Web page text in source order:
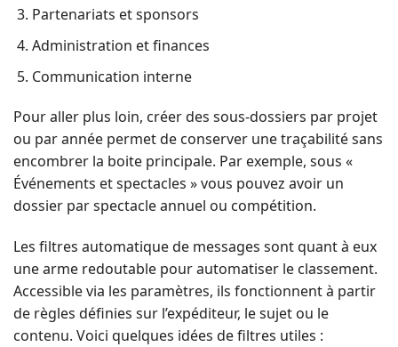
Partenariats et sponsors
Administration et finances
Communication interne
Pour aller plus loin, créer des sous-dossiers par projet
ou par année permet de conserver une traçabilité sans
encombrer la boite principale. Par exemple, sous «
Événements et spectacles » vous pouvez avoir un
dossier par spectacle annuel ou compétition.
Les filtres automatique de messages sont quant à eux
une arme redoutable pour automatiser le classement.
Accessible via les paramètres, ils fonctionnent à partir
de règles définies sur l’expéditeur, le sujet ou le
contenu. Voici quelques idées de filtres utiles :